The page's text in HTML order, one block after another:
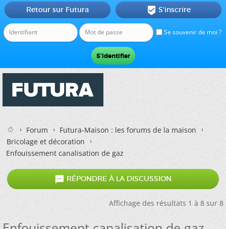
Se souvenir de moi ?
Retour sur Futura  S'inscrire
Forum
Futura-Maison : les forums de la maison
Bricolage et décoration
Enfouissement canalisation de gaz
 RÉPONDRE À LA DISCUSSION
Affichage des résultats 1 à 8 sur 8